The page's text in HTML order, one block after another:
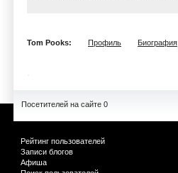
Tom Pooks: Профиль Биография
Посетителей на сайте 0
Рейтинг пользователей
Записи блогов
Афиша